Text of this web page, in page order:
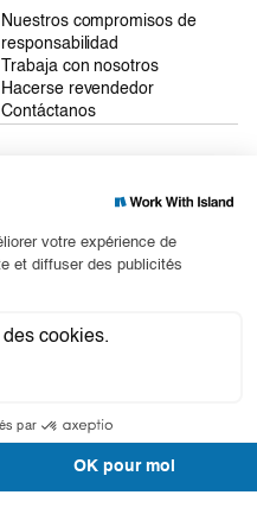
Nuestros compromisos de
responsabilidad
Trabaja con nosotros
Hacerse revendedor
Contáctanos